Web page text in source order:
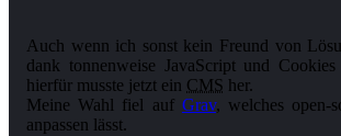
Auch wenn ich sonst kein Freund von
dank tonnenweise JavaScript und
hierfür musste jetzt ein CMS her.
Meine Wahl fiel auf Grav, welches open-
anpassen lässt.